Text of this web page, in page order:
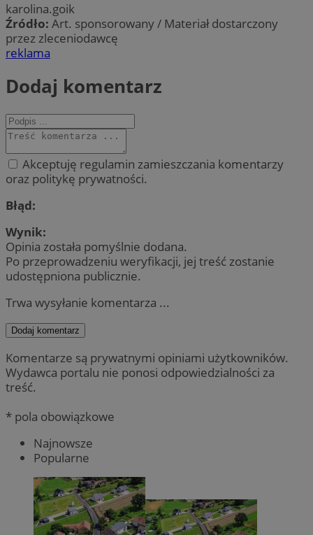
karolina.goik
Źródło: Art. sponsorowany / Materiał dostarczony
przez zleceniodawcę
reklama
Dodaj komentarz
Akceptuję regulamin zamieszczania komentarzy
oraz politykę prywatności.
Błąd:
Wynik:
Opinia została pomyślnie dodana.
Po przeprowadzeniu weryfikacji, jej treść zostanie
udostępniona publicznie.
Trwa wysyłanie komentarza ...
Dodaj komentarz
Komentarze są prywatnymi opiniami użytkowników.
Wydawca portalu nie ponosi odpowiedzialności za
treść.
* pola obowiązkowe
Najnowsze
Popularne